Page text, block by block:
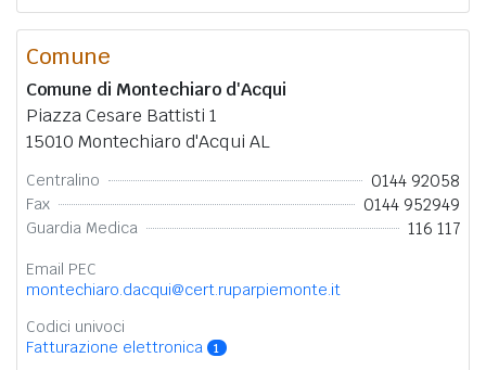
Comune
Comune di Montechiaro d'Acqui
Piazza Cesare Battisti 1
15010 Montechiaro d'Acqui AL
Centralino 0144 92058
Fax 0144 952949
Guardia Medica 116 117
Email PEC
montechiaro.dacqui@cert.ruparpiemonte.it
Codici univoci
Fatturazione elettronica
1